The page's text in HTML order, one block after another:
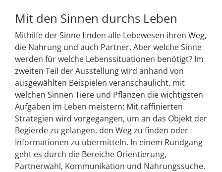
Mit den Sinnen durchs Leben
Mithilfe der Sinne finden alle Lebewesen ihren Weg,
die Nahrung und auch Partner. Aber welche Sinne
werden für welche Lebenssituationen benötigt? Im
zweiten Teil der Ausstellung wird anhand von
ausgewählten Beispielen veranschaulicht, mit
welchen Sinnen Tiere und Pflanzen die wichtigsten
Aufgaben im Leben meistern: Mit raffinierten
Strategien wird vorgegangen, um an das Objekt der
Begierde zu gelangen, den Weg zu finden oder
Informationen zu übermitteln. In einem Rundgang
geht es durch die Bereiche Orientierung,
Partnerwahl, Kommunikation und Nahrungssuche.